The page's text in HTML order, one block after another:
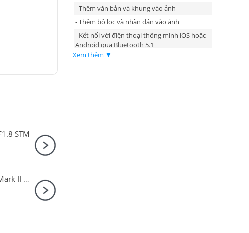
STM
Máy ảnh Sony Alpha ILCE-1M2 / A1 Mark II Body
- Thêm văn bản và khung vào ảnh
- Thêm bộ lọc và nhãn dán vào ảnh
- Kết nối với điện thoại thông minh iOS hoặc
Android qua Bluetooth 5.1
- Nhỏ gọn và nhẹ
Xem thêm ▼